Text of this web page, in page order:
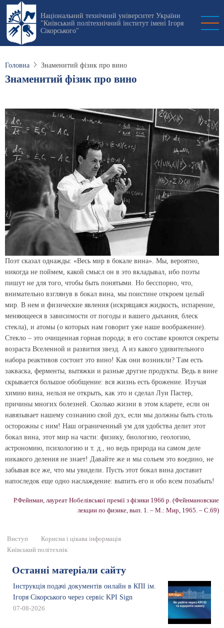
Перейти
основного
вмісту
Національний технічний університет України
"Київський політехнічний інститут імені Ігоря
Сікорського"
Головна Знаменитий фізик про вино
Знаменитий фізик про вино
Поэт сказал однажды: «Весь мир в бокале вина». Мы, вероятно,
никогда не поймем, какой смысл он в это вкладывал, ибо поэты
пишут не для того, чтобы быть понятыми. Но бесспорно, что,
внимательно взглянув в бокал вина, мы поистине откроем целый
мир. В нем и физические явления (искрящаяся жидкость, испарение,
меняющееся в зависимости от погоды и вашего дыхания, блеск
стекла), и атомы (о которых нам говорит уже наше воображение).
Стекло – это очищенная горная порода; в его составе кроются секреты
возраста Вселенной и развития звезд. А из какого удивительного
набора реактивов состоит это вино! Как они возникли? Там есть
закваска, ферменты, вытяжки и разные другие продукты. Ведь в вине
скрывается большое обобщение: вся жизнь есть брожение. Изучая
химию вина, нельзя не открыть, как это и сделал Луи Пастер,
причины многих болезней. Сколько жизни в этом кларете, если он
навязывает нашему сознанию свой дух, если мы должны быть столь
осторожны с ним! Наш ограниченный ум для удобства делит этот
бокал вина, этот мир на части: физику, биологию, геологию,
астрономию, психологию и т. д., но ведь природа на самом деле
никакого деления не знает! Давайте же и мы сольем это воедино, не
забывая все же, что мы увидели. Пусть этот бокал вина доставит
напоследок еще одно наслаждение: выпить его и обо всем позабыть!
Р.Фейнман, лауреат Нобелівської премії з фізики 1966 р. (Фейнмановские
лекции по физике, вып. 1. – М.: Мир, 1965. – С.69)
Виступ
Корисна і цікава інформація
Київський політехнік
Останні матеріали сайту
Інструкція подачі документів онлайн в КПІ ім.
Ігоря Сікорського через сервіс KPI Sign
07-08-2026